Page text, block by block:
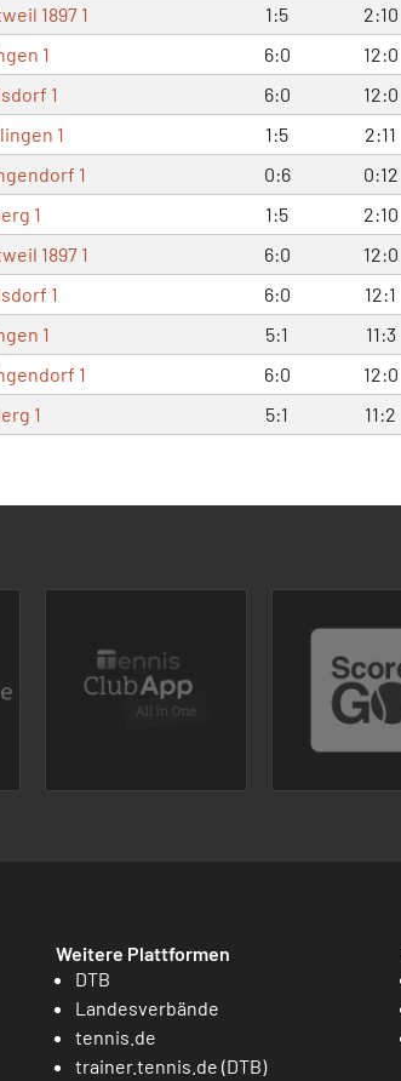
1897 1 1:5 2:10
1 6:0 12:0
1 6:0 12:0
1 1:5 2:11
1 0:6 0:12
1 1:5 2:10
1897 1 6:0 12:0
1 6:0 12:1
1 5:1 11:3
1 6:0 12:0
1 5:1 11:2
Weitere Plattformen
DTB
Landesverbände
tennis.de
trainer.tennis.de (DTB)